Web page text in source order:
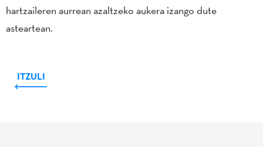
hartzaileren aurrean azaltzeko aukera izango dute
asteartean.
ITZULI